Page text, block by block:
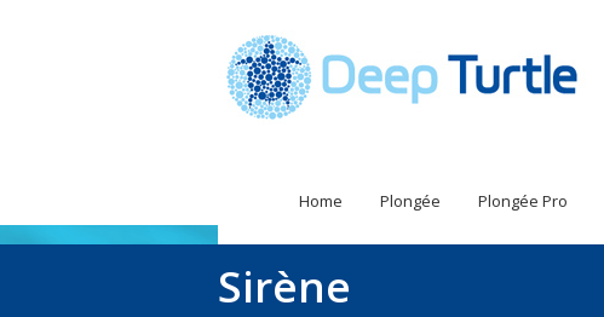
Home Plongée Plongée Pro
Sirène